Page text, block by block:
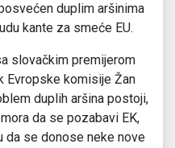
duplim aršinima
kante za smeće EU.
slovačkim premijerom
Evropske komisije Žan
duplih aršina postoji,
da se pozabavi EK,
da se donose neke nove